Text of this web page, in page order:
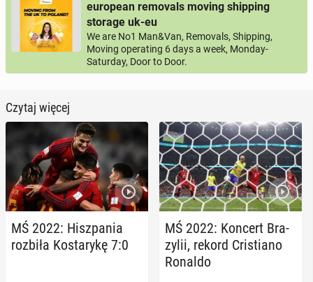
european removals moving shipping
storage uk-eu
We are No1 Man&Van, Removals, Shipping,
Moving operating 6 days a week, Monday-
Saturday, Door to Door.
Czytaj więcej
MŚ 2022: Hisz­pa­nia
rozbiła Ko­sta­ry­kę 7:0
MŚ 2022: Koncert Bra­
zy­lii, rekord Cri­stia­no
Ronaldo